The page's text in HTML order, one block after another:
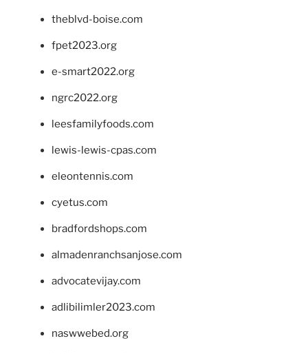
theblvd-boise.com
fpet2023.org
e-smart2022.org
ngrc2022.org
leesfamilyfoods.com
lewis-lewis-cpas.com
eleontennis.com
cyetus.com
bradfordshops.com
almadenranchsanjose.com
advocatevijay.com
adlibilimler2023.com
naswwebed.org